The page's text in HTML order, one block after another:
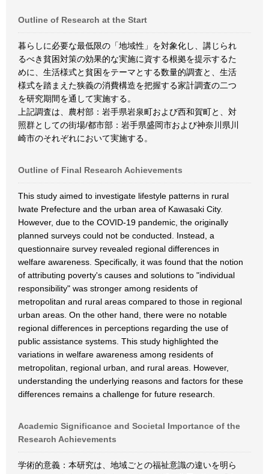
Outline of Research at the Start
暮らしに必要な最低限の「地域性」を対象化し、講じられ
るべき貧困対策の効果的な実施に資する根拠を提示するた
めに、生活様式と貧困をテーマとする数量的調査と、生活
様式を踏まえた狭義の消費構造を把握する家計調査の二つ
を研究期間を通して実施する。
上記調査は、農村部：岩手県岩泉町および西和賀町と、対
照群としての街場/都市部：岩手県盛岡市および神奈川県川
崎市のそれぞれにおいて実施する。
Outline of Final Research Achievements
This study aimed to investigate lifestyle patterns in rural
Iwate Prefecture and the urban area of Kawasaki City.
However, due to the COVID-19 pandemic, the originally
planned surveys could not be conducted. Instead, a
questionnaire survey revealed regional differences in
welfare awareness. Specifically, it was found that the notion
of attributing poverty's causes and solutions to "individual
responsibility" was stronger among residents of
metropolitan and rural areas compared to those in regional
urban areas. On the other hand, there were no notable
regional differences in perceptions regarding the use of
public assistance systems. This study highlighted the
variations in welfare awareness among residents of
metropolitan, regional urban, and rural areas. However,
understanding the underlying reasons and factors for these
differences remains a challenge for future research.
Academic Significance and Societal Importance of the
Research Achievements
学術的意義：本研究は、地域ごとの福祉意識の違いを明ら